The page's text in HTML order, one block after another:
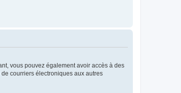
vous pouvez également avoir accès à des
courriers électroniques aux autres